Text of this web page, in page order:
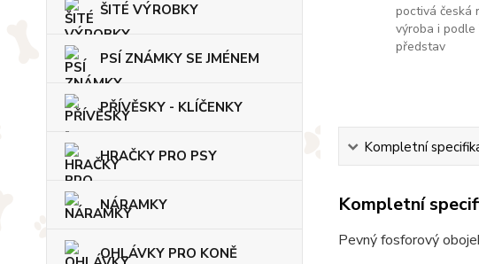
ŠITÉ VÝROBKY
PSÍ ZNÁMKY SE JMÉNEM
PŘÍVĚSKY - KLÍČENKY
HRAČKY PRO PSY
NÁRAMKY
OHLÁVKY PRO KONĚ
poctivá česká
výroba i podle
představ
Kompletní
Kompletní
Pevný fosforový